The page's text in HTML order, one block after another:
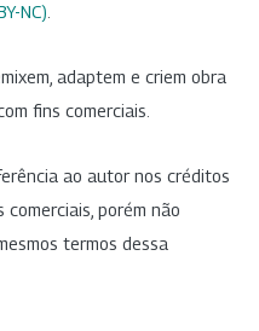
NC).
adaptem e criem obra
fins comerciais.
ao autor nos créditos
porém não
termos dessa